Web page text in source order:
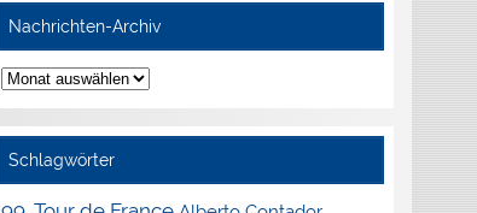
Nachrichten-Archiv
Nachrichten-
Archiv
Schlagwörter